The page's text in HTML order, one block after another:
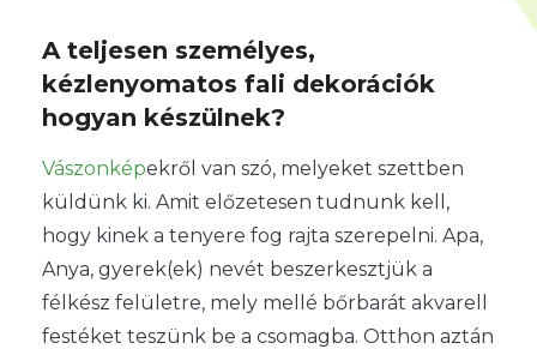
A teljesen személyes,
kézlenyomatos fali dekorációk
hogyan készülnek?
Vászonképekről van szó, melyeket szettben
küldünk ki. Amit előzetesen tudnunk kell,
hogy kinek a tenyere fog rajta szerepelni. Apa,
Anya, gyerek(ek) nevét beszerkesztjük a
félkész felületre, mely mellé bőrbarát akvarell
festéket teszünk be a csomagba. Otthon aztán